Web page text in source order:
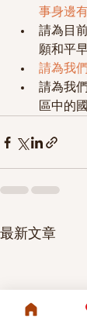
事身邊
請為目
願和平
請為我
請為我
區中的
最新文章